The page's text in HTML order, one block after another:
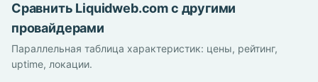
Сравнить Liquidweb.com с другими
провайдерами
Параллельная таблица характеристик: цены, рейтинг,
uptime, локации.